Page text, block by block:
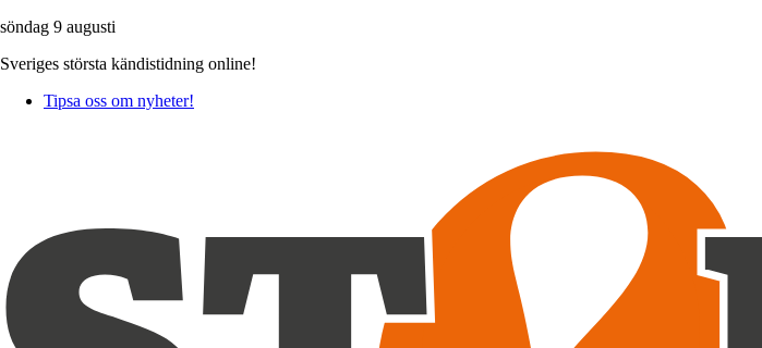
söndag 9 augusti
Sveriges största kändistidning online!
Tipsa oss om nyheter!